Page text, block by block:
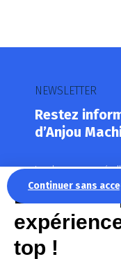
Continuer sans
La recette
top !
NEWSLETTER
Restez
d’Anjou
Les champs marqués
Votre adresse